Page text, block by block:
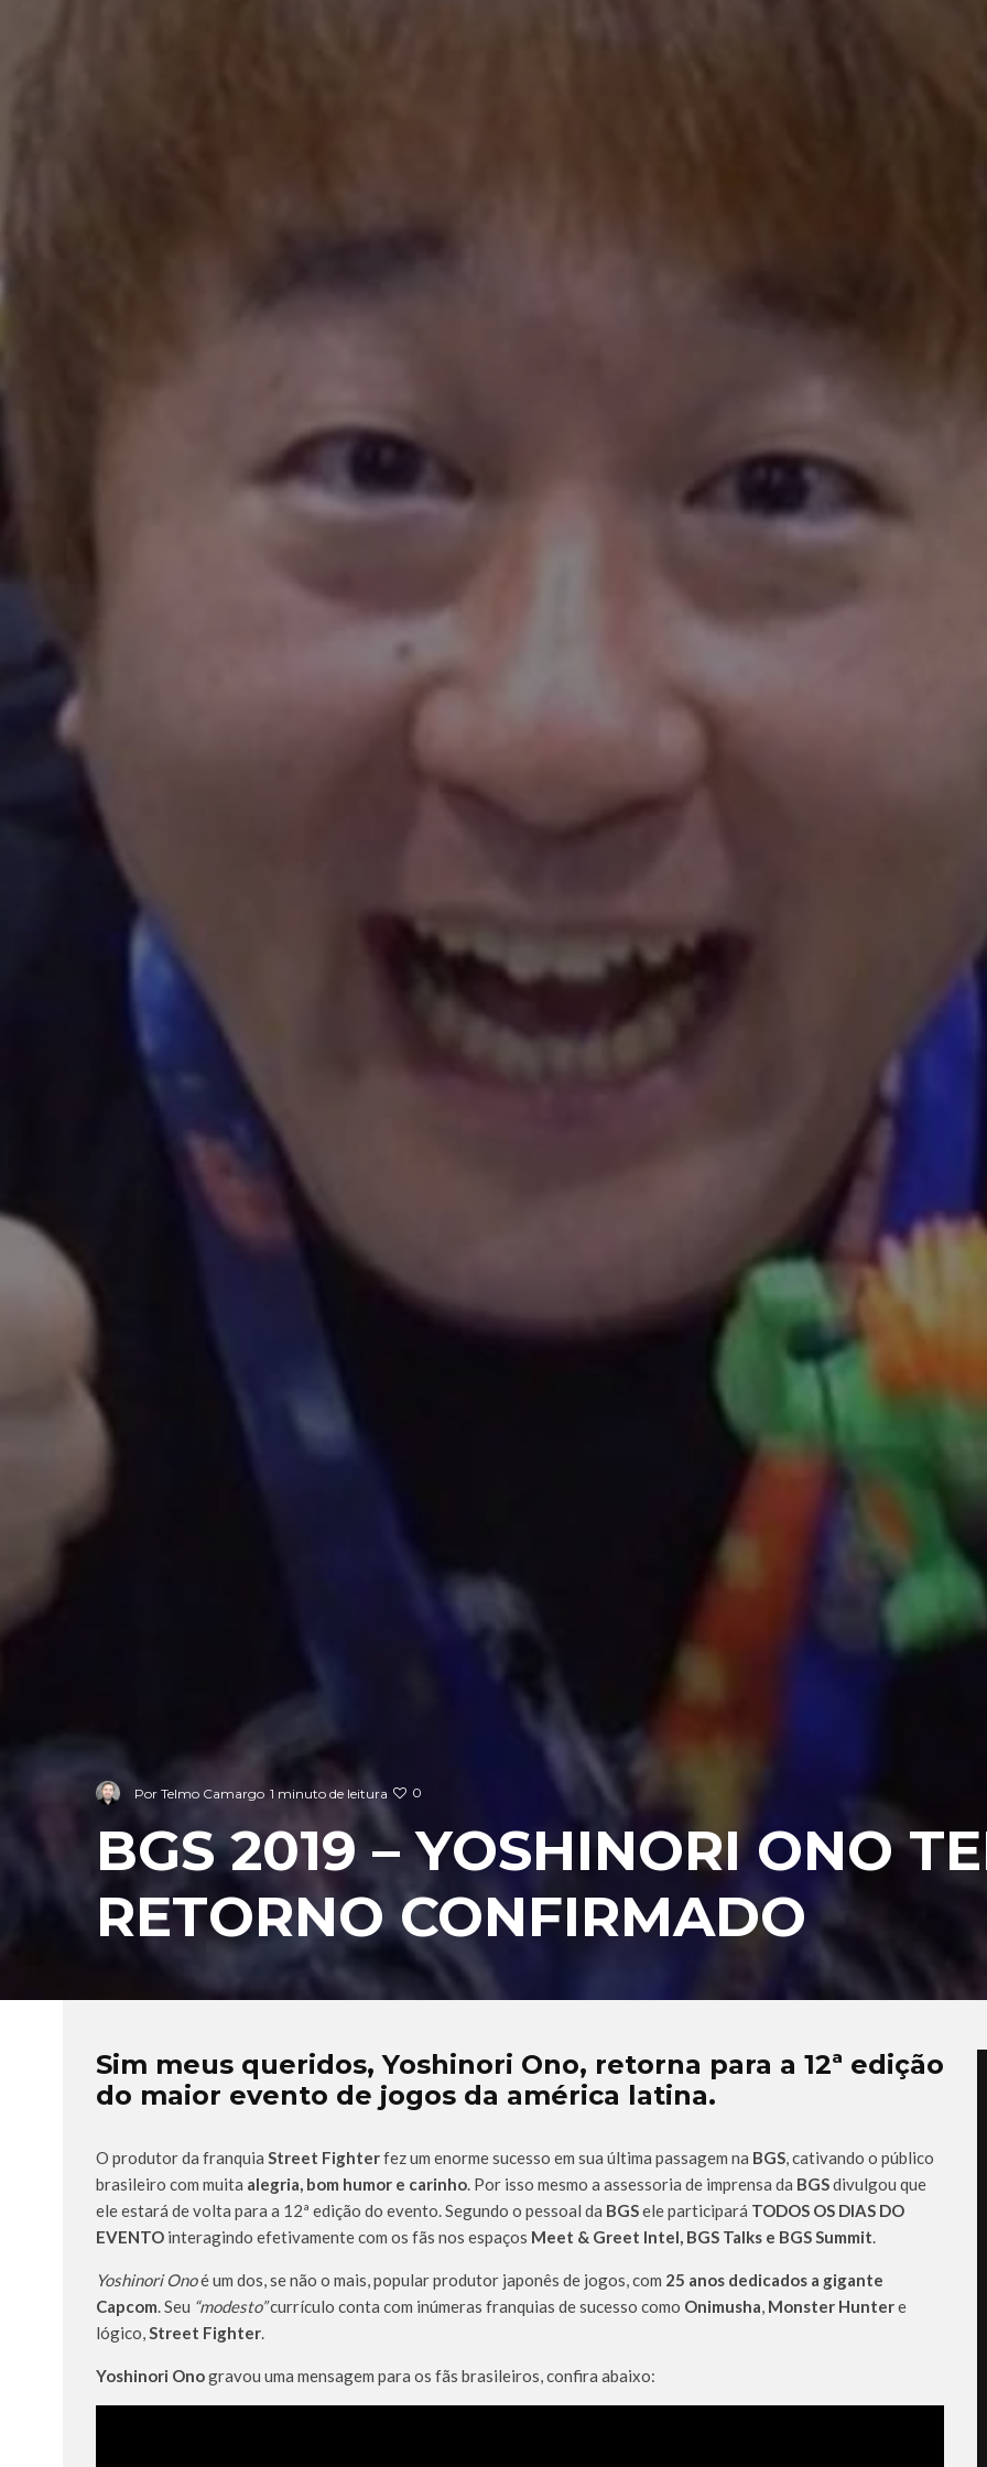
Por Telmo Camargo 1 minuto de leitura 0
BGS 2019 – YOSHINORI ONO
RETORNO CONFIRMADO
Sim meus queridos, Yoshinori Ono, retorna para a 12ª edição
do maior evento de jogos da américa latina.
O produtor da franquia Street Fighterfez um enorme sucesso em sua última passagem na BGS, cativando o público
brasileiro com muita alegria, bom humor e carinho. Por isso mesmo a assessoria de imprensa da BGSdivulgou que
ele estará de volta para a 12ª edição do evento. Segundo o pessoal da BGSele participará TODOS OS DIAS DO
EVENTO interagindo efetivamente com os fãs nos espaços Meet & Greet Intel, BGS Talks e BGS Summit.
Yoshinori Onoé um dos, se não o mais, popular produtor japonês de jogos, com 25 anos dedicados a gigante
Capcom. Seu “modesto”currículo conta com inúmeras franquias de sucesso como Onimusha, Monster Huntere
lógico,Street Fighter.
Yoshinori Onogravou uma mensagem para os fãs brasileiros, confira abaixo: